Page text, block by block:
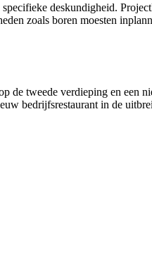
deskundigheid.
zoals boren moesten
de tweede verdieping en een
bedrijfsrestaurant in de